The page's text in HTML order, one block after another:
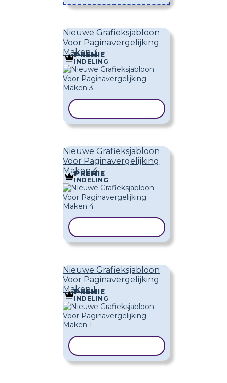
Nieuwe Grafieksjabloon
Voor Paginavergelijking
Maken 3
PREMIE
INDELING
Nieuwe Grafieksjabloon
Voor Paginavergelijking
Maken 4
PREMIE
INDELING
Nieuwe Grafieksjabloon
Voor Paginavergelijking
Maken 1
PREMIE
INDELING